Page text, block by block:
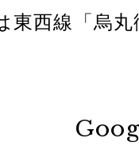
東西線「烏